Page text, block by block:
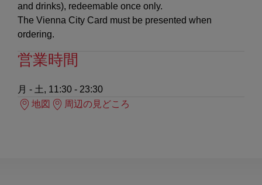
and drinks), redeemable once only.
The Vienna City Card must be presented when
ordering.
営業時間
月 - 土, 11:30 - 23:30
地図
周辺の見どころ